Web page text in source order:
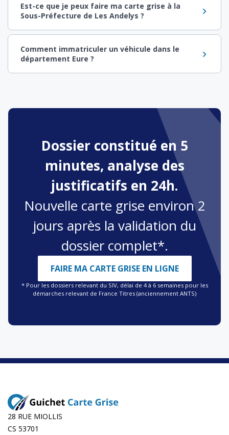
Est-ce que je peux faire ma carte grise à la
Sous-Préfecture de Les Andelys ?
Comment immatriculer un véhicule dans le
département Eure ?
Dossier constitué en 5
minutes, analyse des
justificatifs en 24h.
Nouvelle carte grise environ 2
jours après la validation du
dossier complet*.
FAIRE MA CARTE GRISE EN LIGNE
* Pour les dossiers relevant du SIV, délai de 4 à 6 semaines pour les
démarches relevant de France Titres (anciennement ANTS)
28 RUE MIOLLIS
CS 53701